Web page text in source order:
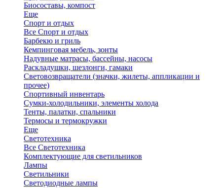
Биосоставы, компост
Еще
Спорт и отдых
Все Спорт и отдых
Барбекю и гриль
Кемпинговая мебель, зонты
Надувные матрасы, бассейны, насосы
Раскладушки, шезлонги, гамаки
Световозвращатели (значки, жилеты, аппликации и
прочее)
Спортивный инвентарь
Сумки-холодильники, элементы холода
Тенты, палатки, спальники
Термосы и термокружки
Еще
Светотехника
Все Светотехника
Комплектующие для светильников
Лампы
Светильники
Светодиодные лампы